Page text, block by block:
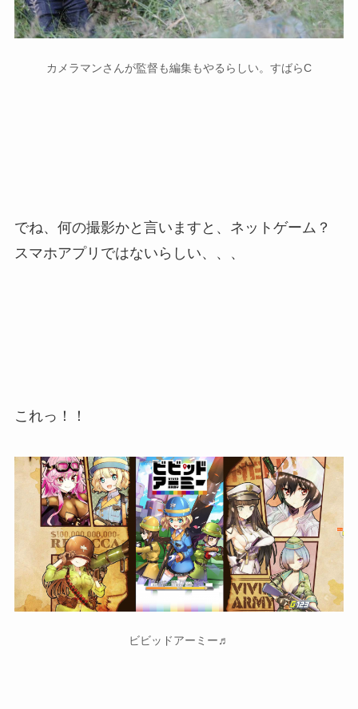
カメラマンさんが監督も編集もやるらしい。すばらC
でね、何の撮影かと言いますと、ネットゲーム？
スマホアプリではないらしい、、、
これっ！！
ビビッドアーミー♬